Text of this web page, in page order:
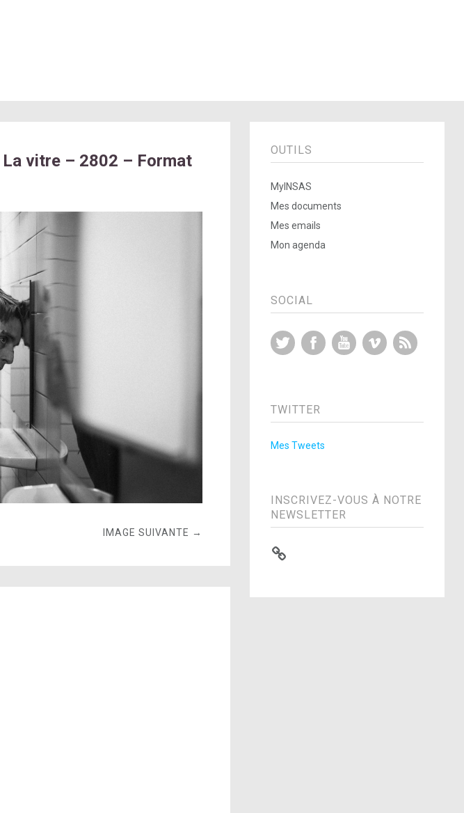
vitre – 2802 – Format
IMAGE SUIVANTE →
OUTILS
MyINSAS
Mes documents
Mes emails
Mon agenda
SOCIAL
Twitter FacebookYouTubeVimeo
TWITTER
Mes Tweets
INSCRIVEZ-VOUS À NOTRE
NEWSLETTER